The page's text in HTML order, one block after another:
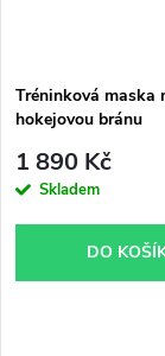
Tréninková maska
hokejovou bránu
1 890 Kč
Skladem
DO